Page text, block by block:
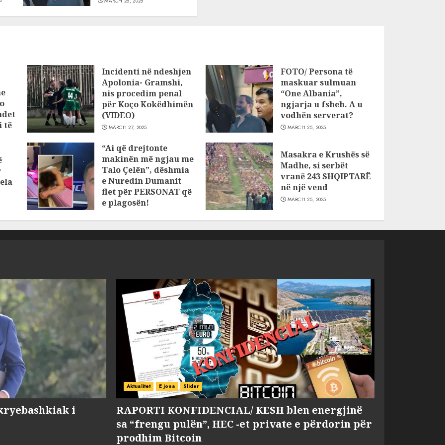
të
Incidenti në ndeshjen
Apolonia- Gramshi,
nis procedim penal
për Koço Kokëdhimën
(VIDEO)
MARCH 27, 2025
FOTO/ Persona të
maskuar sulmuan
“One Albania”,
ngjarja u fsheh. A u
vodhën serverat?
MARCH 25, 2025
“Ai që drejtonte
makinën më ngjau me
Talo Çelën”, dëshmia
e Nuredin Dumanit
flet për PERSONAT që
e plagosën!
Masakra e Krushës së
Madhe, si serbët
vranë 243 SHQIPTARË
në një vend
MARCH 25, 2025
i
Aktualitet E jona Slider
RAPORTI KONFIDENCIAL/ KESH blen energjinë
sa “frengu pulën”, HEC -et private e përdorin për
prodhim Bitcoin